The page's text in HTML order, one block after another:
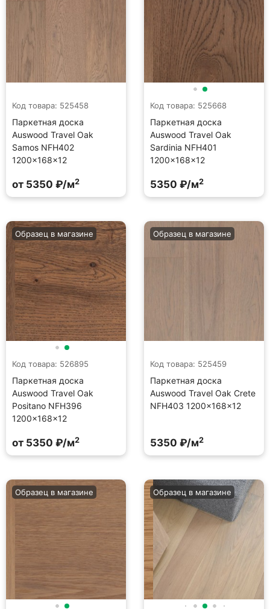
Код товара: 525458
Паркетная доска
Auswood Travel Oak
Samos NFH402
1200×168×12
от 5350 ₽/м2
Код товара: 525668
Паркетная доска
Auswood Travel Oak
Sardinia NFH401
1200×168×12
5350 ₽/м2
Код товара: 526895
Паркетная доска
Auswood Travel Oak
Positano NFH396
1200×168×12
Образец в магазине
от 5350 ₽/м2
Код товара: 525459
Паркетная доска
Auswood Travel Oak Crete
NFH403 1200×168×12
Образец в магазине
5350 ₽/м2
Образец в магазине Образец в магазине